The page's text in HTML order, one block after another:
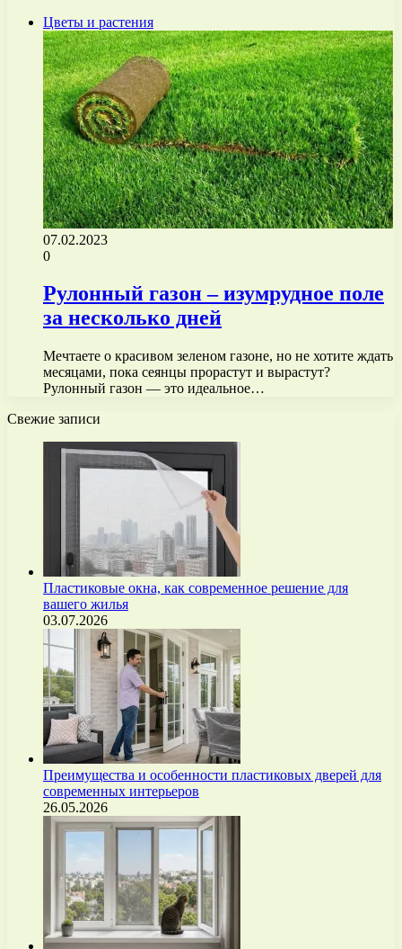
Цветы и растения
07.02.2023
0
Рулонный газон – изумрудное поле
за несколько дней
Мечтаете о красивом зеленом газоне, но не хотите ждать
месяцами, пока сеянцы прорастут и вырастут?
Рулонный газон — это идеальное…
Свежие записи
Пластиковые окна, как современное решение для
вашего жилья
03.07.2026
Преимущества и особенности пластиковых дверей для
современных интерьеров
26.05.2026